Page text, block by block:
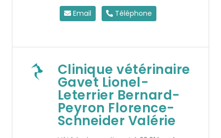
Email Téléphone
Clinique vétérinaire
Gavet Lionel-
Leterrier Bernard-
Peyron Florence-
Schneider Valérie